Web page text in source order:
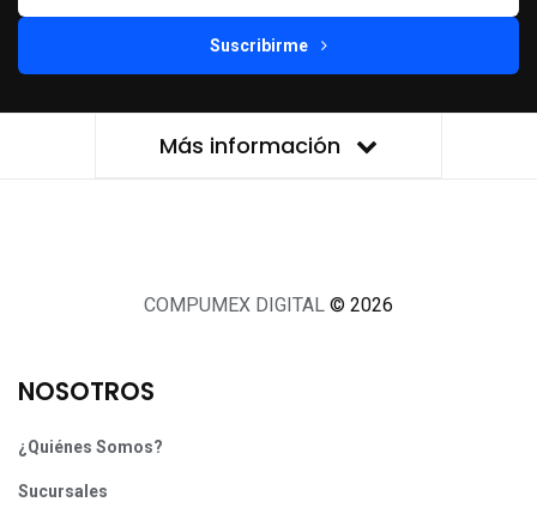
Suscribirme
Más información
COMPUMEX DIGITAL © 2026
NOSOTROS
¿Quiénes Somos?
Sucursales